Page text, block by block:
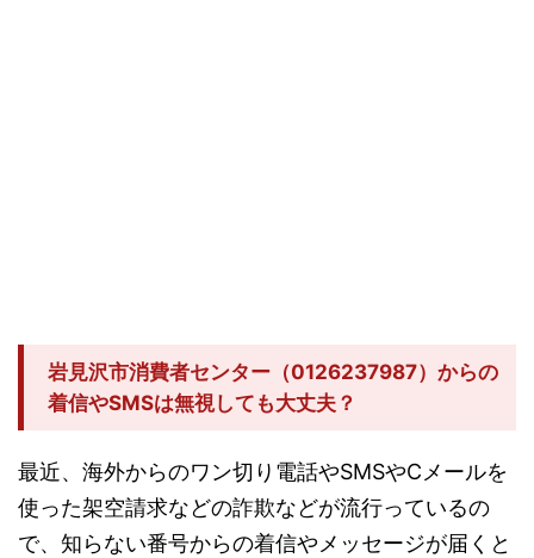
岩見沢市消費者センター（0126237987）からの
着信やSMSは無視しても大丈夫？
最近、海外からのワン切り電話やSMSやCメールを
使った架空請求などの詐欺などが流行っているの
で、知らない番号からの着信やメッセージが届くと